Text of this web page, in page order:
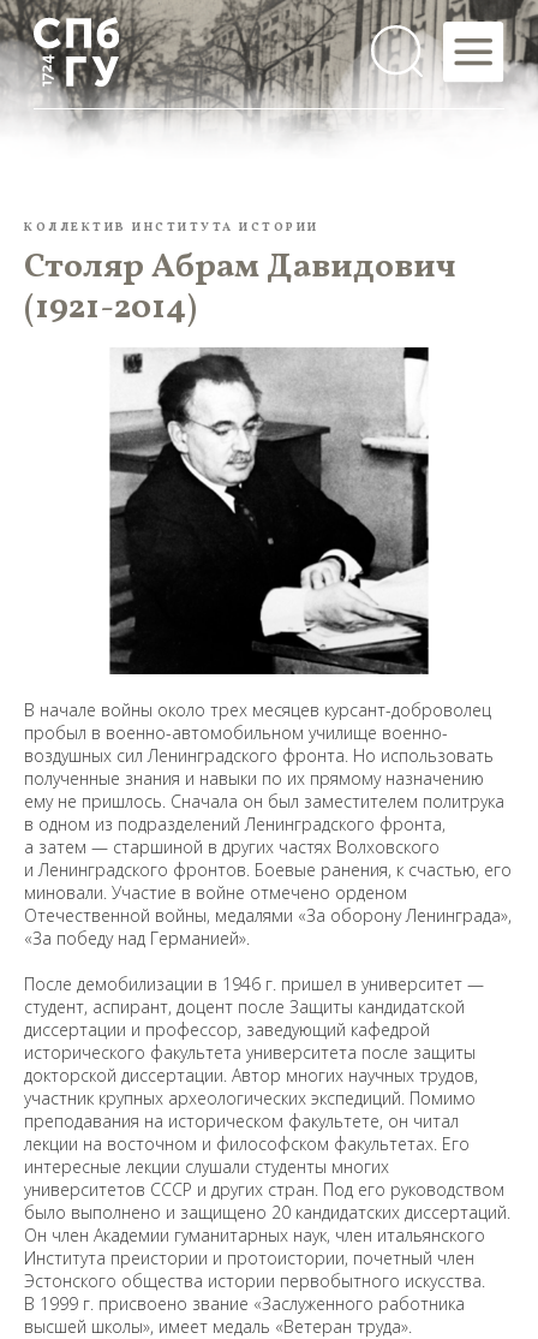
КОЛЛЕКТИВ ИНСТИТУТА ИСТОРИИ
Столяр Абрам Давидович
(1921-2014)
В начале войны около трех месяцев курсант-доброволец
пробыл в военно-автомобильном училище военно-
воздушных сил Ленинградского фронта. Но использовать
полученные знания и навыки по их прямому назначению
ему не пришлось. Сначала он был заместителем политрука
в одном из подразделений Ленинградского фронта,
а затем — старшиной в других частях Волховского
и Ленинградского фронтов. Боевые ранения, к счастью, его
миновали. Участие в войне отмечено орденом
Отечественной войны, медалями «За оборону Ленинграда»,
«За победу над Германией».
После демобилизации в 1946 г. пришел в университет —
студент, аспирант, доцент после Защиты кандидатской
диссертации и профессор, заведующий кафедрой
исторического факультета университета после защиты
докторской диссертации. Автор многих научных трудов,
участник крупных археологических экспедиций. Помимо
преподавания на историческом факультете, он читал
лекции на восточном и философском факультетах. Его
интересные лекции слушали студенты многих
университетов СССР и других стран. Под его руководством
было выполнено и защищено 20 кандидатских диссертаций.
Он член Академии гуманитарных наук, член итальянского
Института преистории и протоистории, почетный член
Эстонского общества истории первобытного искусства.
В 1999 г. присвоено звание «Заслуженного работника
высшей школы», имеет медаль «Ветеран труда».